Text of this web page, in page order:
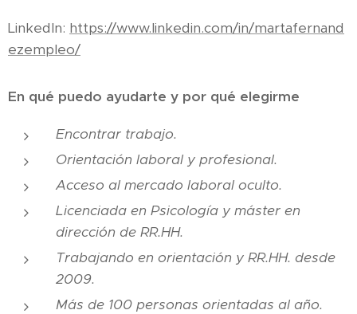
LinkedIn: https://www.linkedin.com/in/martafernand
ezempleo/
En qué puedo ayudarte y por qué elegirme
Encontrar trabajo.
Orientación laboral y profesional.
Acceso al mercado laboral oculto.
Licenciada en Psicología y máster en
dirección de RR.HH.
Trabajando en orientación y RR.HH. desde
2009.
Más de 100 personas orientadas al año.